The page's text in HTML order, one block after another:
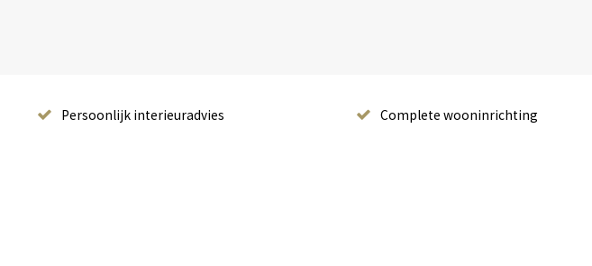
Persoonlijk interieuradvies Complete wooninrichting